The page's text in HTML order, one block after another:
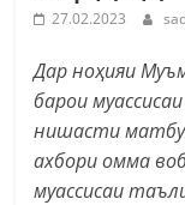
27.02.2023
Дар ноҳияи
барои
нишасти
ахбори омма
муассисаи